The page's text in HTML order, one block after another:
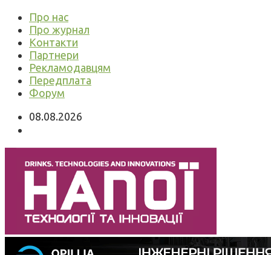
Про нас
Про журнал
Контакти
Партнери
Рекламодавцям
Передплата
Форум
08.08.2026